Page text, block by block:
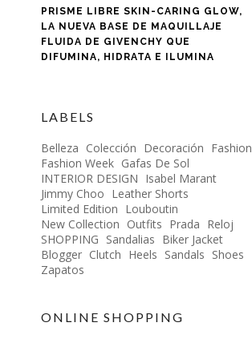
PRISME LIBRE SKIN-CARING GLOW,
LA NUEVA BASE DE MAQUILLAJE
FLUIDA DE GIVENCHY QUE
DIFUMINA, HIDRATA E ILUMINA
LABELS
Belleza Colección Decoración Fashion
Fashion Week Gafas De Sol
INTERIOR DESIGN Isabel Marant
Jimmy Choo Leather Shorts
Limited Edition Louboutin
New Collection Outfits Prada Reloj
SHOPPING Sandalias Biker Jacket
Blogger Clutch Heels Sandals Shoes
Zapatos
ONLINE SHOPPING